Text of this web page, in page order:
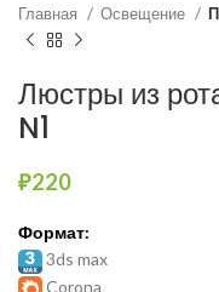
Главная Освещение
Люстры из
N1
₽220
Формат:
3ds max
Corona